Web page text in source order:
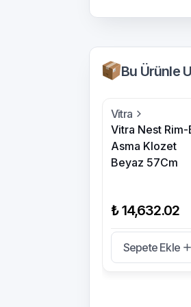
Bu Ürünle
Vitra
Vitra Nest Rim-
Asma Klozet
Beyaz 57Cm
₺ 14,632.02
Sepete Ekle